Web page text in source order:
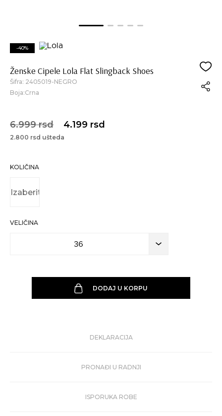
-40%
Ženske Cipele Lola Flat Slingback Shoes
Šifra: 2405019-NEGRO
Boja:Crna
6.999 rsd 4.199 rsd
2.800 rsd ušteda
KOLIČINA
VELIČINA
36
DODAJ U KORPU
DEKLARACIJA
PRONAĐI U RADNJI
ISPORUKA ROBE